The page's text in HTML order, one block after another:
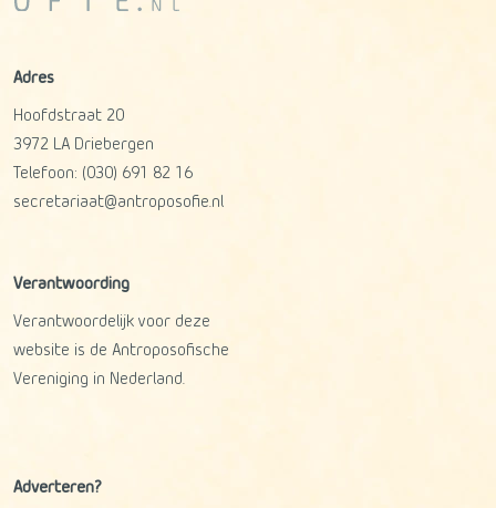
Adres
Hoofdstraat 20
3972 LA
Driebergen
Telefoon: (030) 691 82 16
secretariaat@antroposofie.nl
Verantwoording
Verantwoordelijk voor deze
website is de Antroposofische
Vereniging in Nederland.
Adverteren?